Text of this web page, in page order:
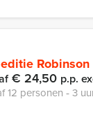
€ 24,50 p.p.
12 personen ‐ 3